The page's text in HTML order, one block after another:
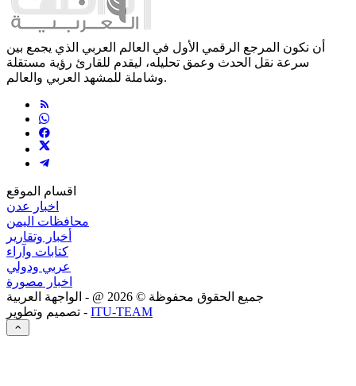
أن نكون المرجع الرقمي الأول في العالم العربي الذي يجمع بين
سرعة نقل الحدث وعمق تحليله، ليقدم للقارئ رؤية مستقلة
وشاملة للمشهد العربي والعالم.
اقسام الموقع
اخبار عدن
محافظات اليمن
أخبار وتقارير
كتابات وآراء
عربي ودولي
اخبار مصورة
جميع الحقوق محفوظة © 2026 @ - الواجهة العربية
تصميم وتطوير - ITU-TEAM